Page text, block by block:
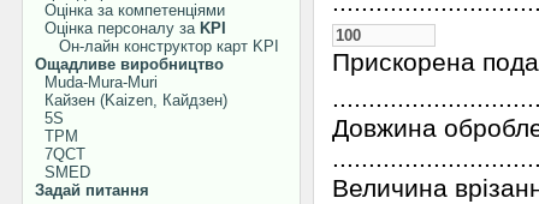
Оцінка за компетенціями
Оцінка персоналу за KPI
Он-лайн конструктор карт KPI
Ощадливе виробництво
Muda-Mura-Muri
Кайзен (Kaizen, Кайдзен)
5S
TPM
7QCT
SMED
Задай питання
Прискорена
Довжина
Величина